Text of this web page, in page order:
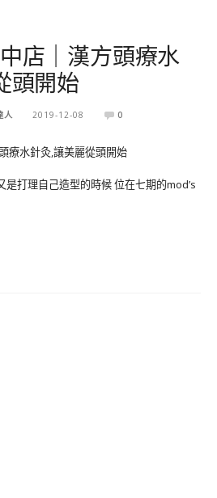
店｜漢方頭療水
頭開始
人 2019-12-08 0
是打理自己造型的時候 位在七期的mod’s